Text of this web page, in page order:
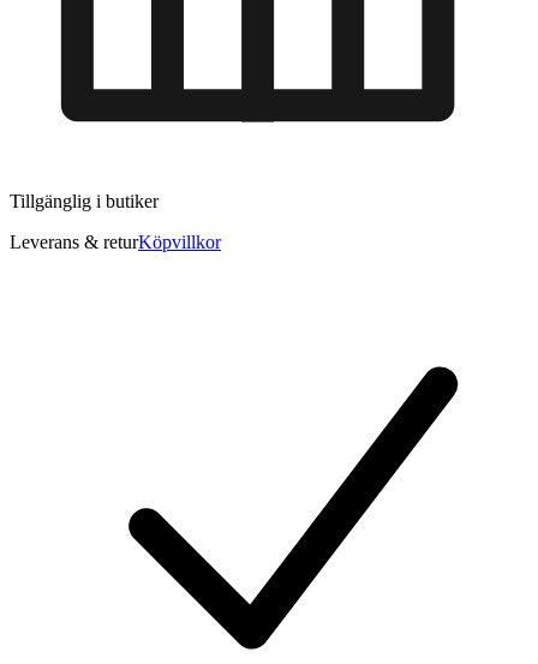
Tillgänglig i butiker
Leverans & returKöpvillkor